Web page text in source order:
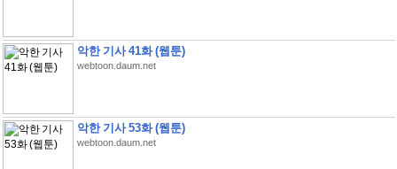
악한 기사 41화 (웹툰)
webtoon.daum.net
악한 기사 53화 (웹툰)
webtoon.daum.net